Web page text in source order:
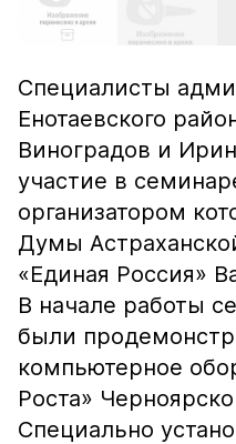
Специалисты
Енотаевского
Виноградов и
участие в
организатором
Думы
«Единая Россия»
В начале работы
были
компьютерное
Роста»
Специально